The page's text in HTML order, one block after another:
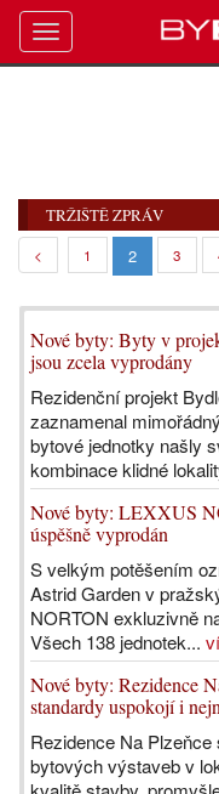
TRŽIŠTĚ ZPRÁV
< 1 2 3
Nové byty: Byty v
jsou zcela vyprodány
Rezidenční projekt
zaznamenal
bytové jednotky našly
kombinace klidné
Nové byty: LEXXUS
úspěšně vyprodán
S velkým potěšením
Astrid Garden v
NORTON exkluzivně
Všech 138 jednotek...
Nové byty: Rezidence
standardy uspokojí i
Rezidence Na
bytových výstaveb v
Toggle
navigation